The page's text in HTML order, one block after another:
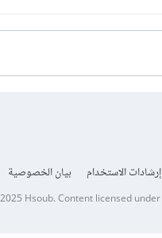
إرشادات الاستخدام بيان الخصوصية
Hsoub.Content licensed under